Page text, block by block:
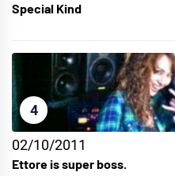
Special Kind
4
02/10/2011
Ettore is super boss.